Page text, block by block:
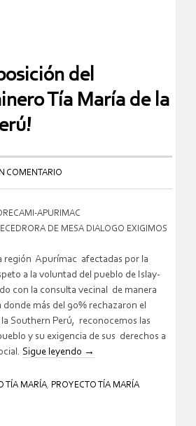
del
Tía María de la
COMENTARIO
APURIMAC
DE MESA DIALOGO EXIGIMOS
región Apurímac afectadas por la
a la voluntad del pueblo de Islay-
con la consulta vecinal de manera
más del 90% rechazaron el
Southern Perú, reconocemos las
y su exigencia de sus derechos a
Sigue leyendo →
TÍA MARÍA PROYECTO TÍA MARÍA